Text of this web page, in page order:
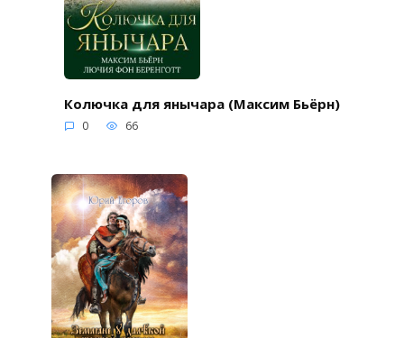
Колючка для янычара (Максим Бьёрн)
0 66